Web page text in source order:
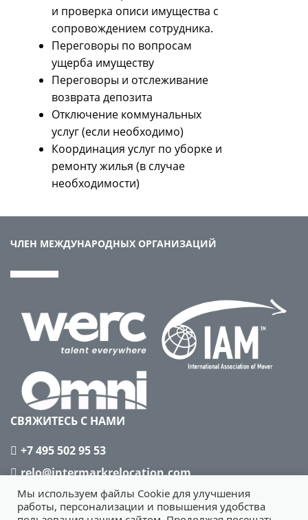
и проверка описи имущества с
сопровождением сотрудника.
Переговоры по вопросам
ущерба имуществу
Переговоры и отслеживание
возврата депозита
Отключение коммунальных
услуг (если необходимо)
Координация услуг по уборке и
ремонту жилья (в случае
необходимости)
Мы используем файлы Cookie для улучшения
работы, персонализации и повышения удобства
ЧЛЕН МЕЖДУНАРОДНЫХ ОРГАНИЗАЦИЙ
СВЯЖИТЕСЬ С НАМИ
+7 495 502 95 53
relo@intermarkrelocation.com